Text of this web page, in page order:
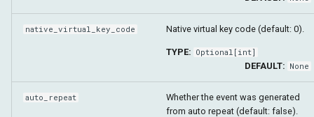
native_virtual_key_code Native virtual key code (default: 0).
TYPE: Optional [int]
DEFAULT: None
auto_repeat
Whether the event was generated
from auto repeat (default: false).